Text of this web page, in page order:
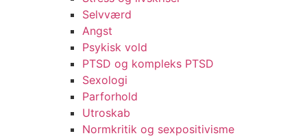
Selvværd
Angst
Psykisk vold
PTSD og kompleks PTSD
Sexologi
Parforhold
Utroskab
Normkritik og sexpositivisme